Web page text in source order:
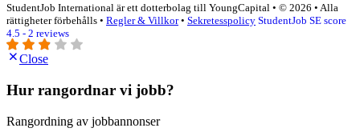
StudentJob International är ett dotterbolag till YoungCapital • © 2026 • Alla
rättigheter förbehålls • Regler & Villkor• Sekretesspolicy StudentJob SE score
4.5 - 2 reviews
Close
Hur rangordnar vi jobb?
Rangordning av jobbannonser